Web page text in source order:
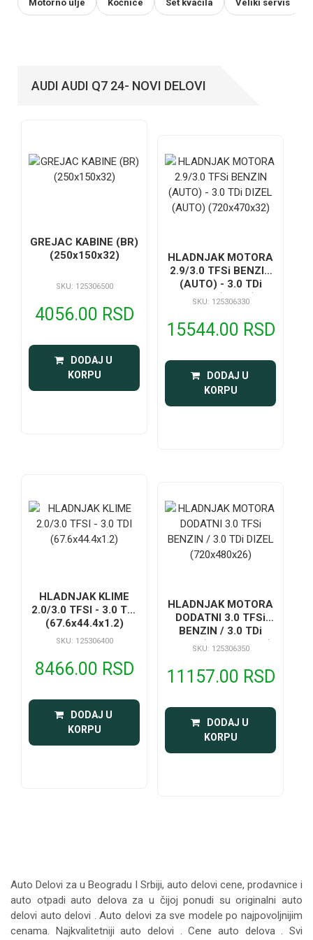
Motorno ulje Kočnice Set kvačila Veliki servis
AUDI AUDI Q7 24- NOVI DELOVI
GREJAC KABINE (BR)
(250x150x32)
SKU: 125306500
4056.00 RSD
DODAJ U
KORPU
HLADNJAK MOTORA
2.9/3.0 TFSi BENZIN
(AUTO) - 3.0 TDi
DIZEL (AUTO)
SKU: 125306330
15544.00 RSD
DODAJ U
KORPU
HLADNJAK KLIME
2.0/3.0 TFSI - 3.0 TDI
(67.6x44.4x1.2)
SKU: 125306400
8466.00 RSD
DODAJ U
KORPU
HLADNJAK MOTORA
DODATNI 3.0 TFSi
BENZIN / 3.0 TDi
DIZEL (720x480x26)
SKU: 125306350
11157.00 RSD
DODAJ U
KORPU
Auto Delovi za u Beogradu I Srbiji, auto delovi cene, prodavnice i
auto otpadi auto delova za u čijoj ponudi su originalni auto
delovi auto delovi . Auto delovi za sve modele po najpovoljnijim
cenama. Najkvalitetniji auto delovi . Cene auto delova . Svi